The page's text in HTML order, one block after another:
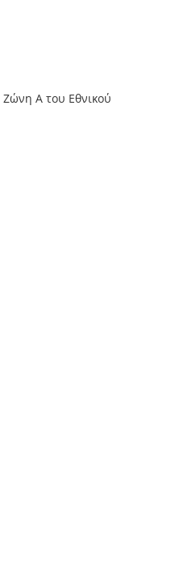
Α του Εθνικού